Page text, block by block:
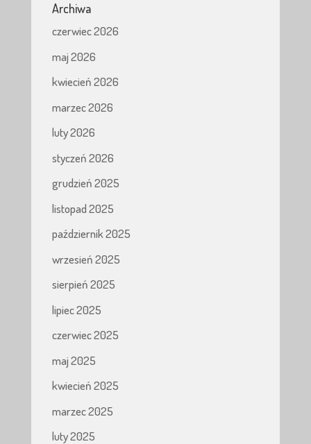
Archiwa
czerwiec 2026
maj 2026
kwiecień 2026
marzec 2026
luty 2026
styczeń 2026
grudzień 2025
listopad 2025
październik 2025
wrzesień 2025
sierpień 2025
lipiec 2025
czerwiec 2025
maj 2025
kwiecień 2025
marzec 2025
luty 2025